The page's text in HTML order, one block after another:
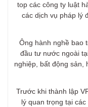
top các công ty luật
các dịch vụ pháp lý
Ông hành nghề bao
đầu tư nước ngoài
nghiệp, bất động sản,
Trước khi thành lập
lý quan trọng tại